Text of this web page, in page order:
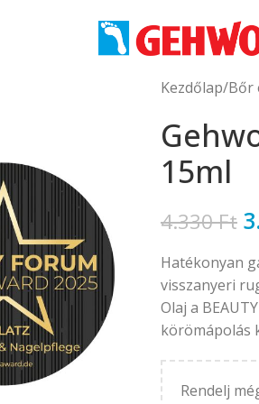
Kezdőlap Bőr
15ml
4.330Ft
Hatékonyan
visszanyeri
Olaj a
körömápolás
Rendelj